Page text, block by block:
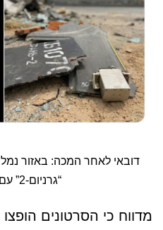
דובאי לאחר המכה: באזור נמל
“גרניום-2” עם סימון רוסי
מדווח כי הסרטונים